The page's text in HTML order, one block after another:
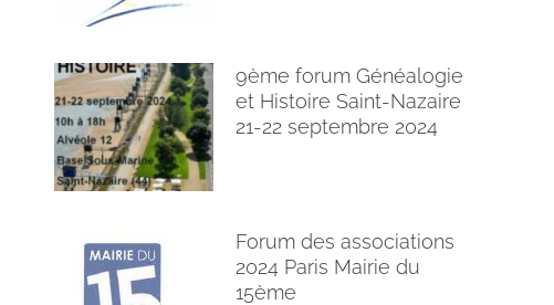
9ème forum Généalogie
et Histoire Saint-Nazaire
21-22 septembre 2024
Forum des associations
2024 Paris Mairie du
15ème